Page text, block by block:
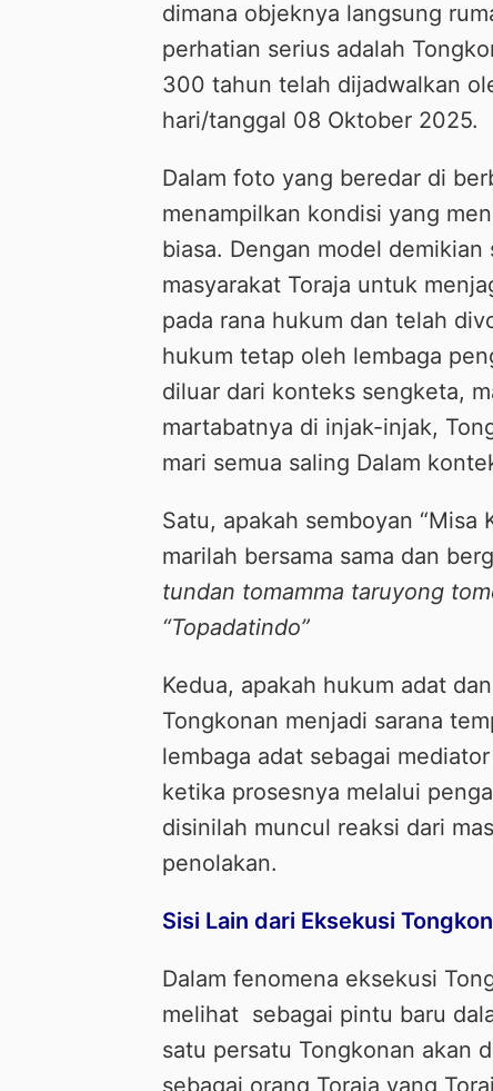
dimana objeknya langsung
perhatian serius adalah
300 tahun telah dijadwalkan
hari/tanggal 08 Oktober 2025.
Dalam foto yang beredar di
menampilkan kondisi yang
biasa. Dengan model
masyarakat Toraja untuk
pada rana hukum dan telah
hukum tetap oleh lembaga
diluar dari konteks sengketa,
martabatnya di injak-injak,
mari semua saling Dalam
Satu, apakah semboyan “Misa
marilah bersama sama dan
tundan tomamma taruyong
“Topadatindo”
Kedua, apakah hukum adat
Tongkonan menjadi sarana
lembaga adat sebagai
ketika prosesnya melalui
disinilah muncul reaksi dari
penolakan.
Sisi Lain dari Eksekusi
Dalam fenomena eksekusi
melihat sebagai pintu baru
satu persatu Tongkonan akan
sebagai orang Toraja yang